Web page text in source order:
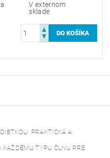
V externom
sklade
PRAKTICKÁ A
KAŽDÉMU TYPU ČLNU PRE